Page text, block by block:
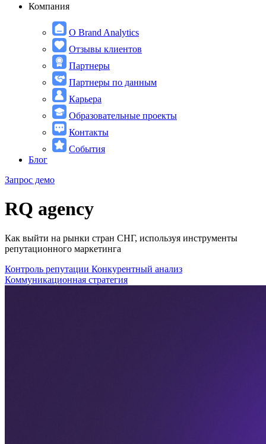
Компания
О Brand Analytics
Отзывы клиентов
Партнеры
Партнеры по данным
Карьера
Образовательные проекты
Контакты
События
Блог
Запрос демо
RQ agency
Как выйти на рынки стран СНГ, используя инструменты
репутационного маркетинга
Контроль репутации Конкурентный анализ
Коммуникационная стратегия